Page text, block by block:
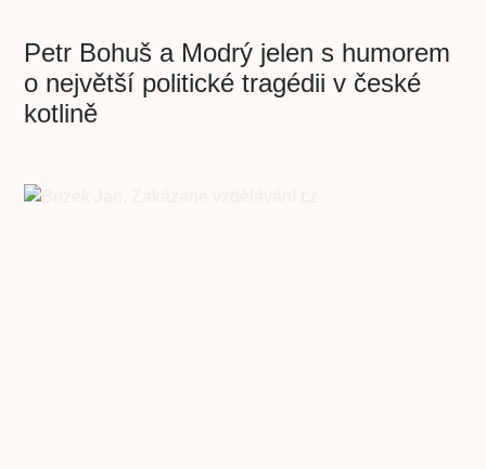
Petr Bohuš a Modrý jelen s humorem
o největší politické tragédii v české
kotlině